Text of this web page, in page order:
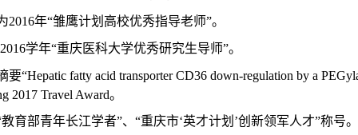
2016年“雏鹰计划高校优秀指导老师”。
学年“重庆医科大学优秀研究生导师”。
“Hepatic fatty acid transporter CD36 down-regulation by a
2017 Travel Award。
育部青年长江学者”、“重庆市‘英才计划’创新领军人才”称号。